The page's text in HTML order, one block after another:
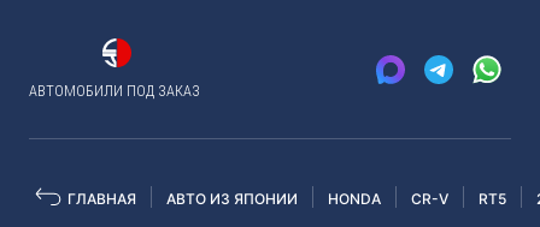
АВТОМОБИЛИ ПОД ЗАКАЗ
ГЛАВНАЯ АВТО ИЗ ЯПОНИИ HONDA CR-V RT5